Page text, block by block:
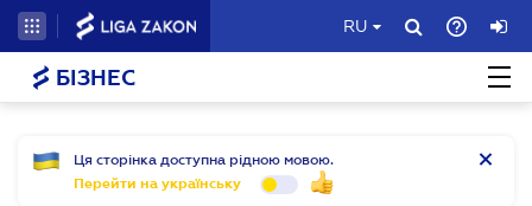
RU
БІЗНЕС
Ця сторінка доступна рідною мовою.
Перейти на українську